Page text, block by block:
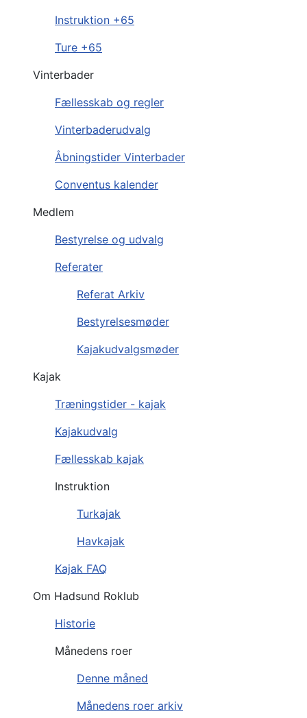
Instruktion +65
Ture +65
Vinterbader
Fællesskab og regler
Vinterbaderudvalg
Åbningstider Vinterbader
Conventus kalender
Medlem
Bestyrelse og udvalg
Referater
Referat Arkiv
Bestyrelsesmøder
Kajakudvalgsmøder
Kajak
Træningstider - kajak
Kajakudvalg
Fællesskab kajak
Instruktion
Turkajak
Havkajak
Kajak FAQ
Om Hadsund Roklub
Historie
Månedens roer
Denne måned
Månedens roer arkiv